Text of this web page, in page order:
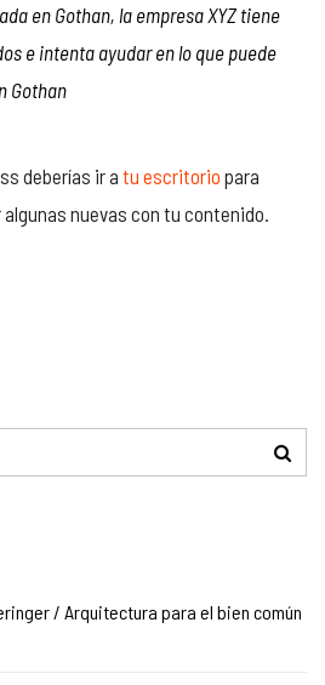
en Gothan, la empresa XYZ tiene
e intenta ayudar en lo que puede
Gothan
deberías ir a tu escritorio para
nuevas con tu contenido.
/ Arquitectura para el bien común